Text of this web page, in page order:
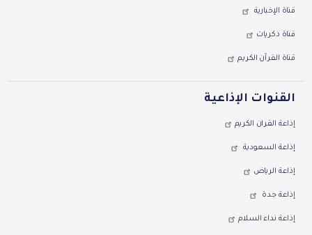
قناة اﻹخبارية
قناة ذكريات
قناة القرآن الكريم
القنوات اﻹذاعية
إذاعة القران الكريم
إذاعة السعودية
إذاعة الرياض
إذاعة جدة
إذاعة نداء السلام